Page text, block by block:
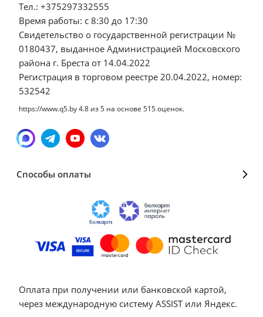
Тел.: +375297332555
Время работы: с 8:30 до 17:30
Свидетельство о государственной регистрации №
0180437, выданное Администрацией Московского
района г. Бреста от 14.04.2022
Регистрация в торговом реестре 20.04.2022, номер:
532542
https://www.q5.by4.8 из5 на основе 515оценок.
Способы оплаты
Оплата при получении или банковской картой,
через международную систему ASSIST или Яндекс.